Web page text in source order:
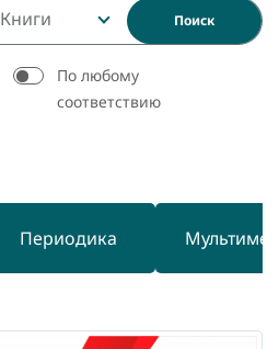
Книги Поиск
По любому
соответствию
Периодика